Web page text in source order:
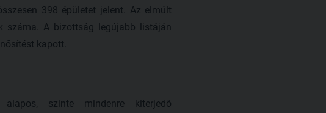
398 épületet jelent. Az elmúlt
száma. A bizottság legújabb listáján
kapott.
szinte mindenre kiterjedő